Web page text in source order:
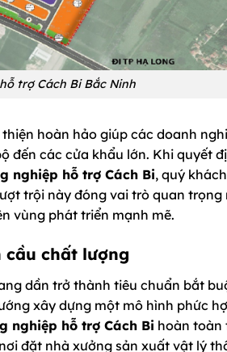
trợ Cách Bi Bắc Ninh
hoàn hảo giúp các doanh
đến các cửa khẩu lớn. Khi quyết
nghiệp hỗ trợ Cách Bi, quý
trội này đóng vai trò quan
vùng phát triển mạnh mẽ.
cầu chất lượng
dần trở thành tiêu chuẩn bắt
xây dựng một mô hình phức
nghiệp hỗ trợ Cách Bi hoàn toàn
đặt nhà xưởng sản xuất vật lý